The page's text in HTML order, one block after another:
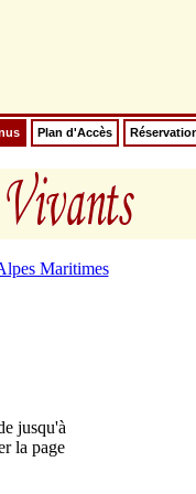
Plan d'Accès
Maritimes
jusqu'à
la page